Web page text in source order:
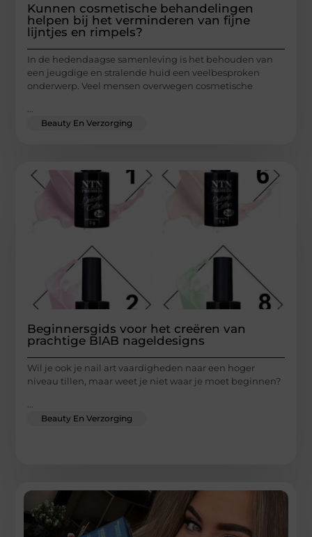
Kunnen cosmetische behandelingen
helpen bij het verminderen van fijne
lijntjes en rimpels?
In de hedendaagse samenleving is het behouden van
een jeugdige en stralende huid een veelbesproken
onderwerp. Veel mensen overwegen cosmetische
Beauty En Verzorging
Beginnersgids voor het creëren van
prachtige BIAB nageldesigns
Wil je ook je nail art vaardigheden naar een hoger
niveau tillen, maar weet je niet waar je moet beginnen?
...
Beauty En Verzorging